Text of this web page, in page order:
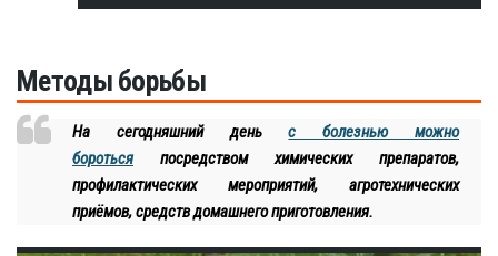
Методы борьбы
На сегодняшний деньс болезнью можно
боротьсяпосредством химических препаратов,
профилактических мероприятий, агротехнических
приёмов, средств домашнего приготовления.